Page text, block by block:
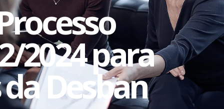
2024 para
Desban